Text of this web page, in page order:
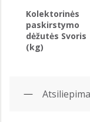
Kolektorinės
paskirstymo
dėžutės Svoris
(kg)